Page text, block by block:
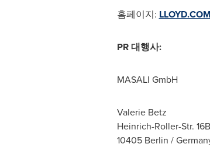
홈페이지: LLOYD.COM
PR 대행사:
MASALI GmbH
Valerie Betz
Heinrich-Roller-Str. 16B
10405 Berlin /